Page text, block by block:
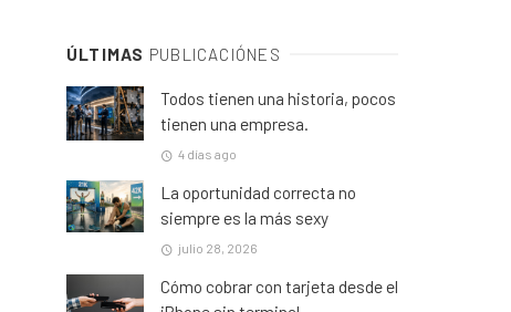
ÚLTIMAS PUBLICACIÓNES
Todos tienen una historia, pocos
tienen una empresa.
4 días ago
La oportunidad correcta no
siempre es la más sexy
julio 28, 2026
Cómo cobrar con tarjeta desde el